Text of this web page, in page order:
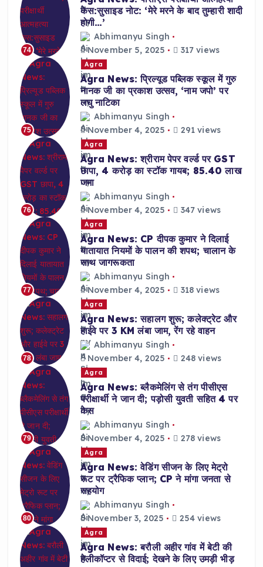
74
केस:सुसाइड नोट: ‘मेरे मरने के बाद तुम्हारी शादी
होगी…’
Abhimanyu Singh
November 5, 2025
317 views
75
Agra
Agra News: प्रिल्यूड पब्लिक स्कूल में गुरु
नानक जी का प्रकाश उत्सव, ‘नाम जपो’ पर
लघु नाटिका
Abhimanyu Singh
November 4, 2025
291 views
76
Agra
Agra News: श्रीराम पेपर वर्ल्ड पर GST
छापा, 4 करोड़ का स्टॉक गायब; 85.40 लाख
जमा
Abhimanyu Singh
November 4, 2025
347 views
77
Agra
Agra News: CP दीपक कुमार ने दिलाई
यातायात नियमों के पालन की शपथ; चालान के
साथ जागरूकता
Abhimanyu Singh
November 4, 2025
318 views
78
Agra
Agra News: सहालग शुरू; कलेक्ट्रेट और
हाईवे पर 3 KM लंबा जाम, रेंग रहे वाहन
Abhimanyu Singh
November 4, 2025
248 views
79
Agra
Agra News: ब्लैकमेलिंग से तंग पीसीएस
परीक्षार्थी ने जान दी; पड़ोसी युवती सहित 4 पर
केस
Abhimanyu Singh
November 4, 2025
278 views
80
Agra
Agra News: वेडिंग सीजन के लिए मेट्रो
रूट पर ट्रैफिक प्लान; CP ने मांगा जनता से
सहयोग
Abhimanyu Singh
November 3, 2025
254 views
Agra
Agra News: बरौली अहीर गांव में बेटी की
हेलीकॉप्टर से विदाई; देखने के लिए उमड़ी भीड़